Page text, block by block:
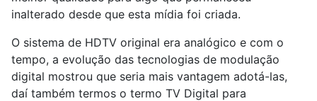
inalterado desde que esta mídia foi criada.
O sistema de HDTV original era analógico e com o
tempo, a evolução das tecnologias de modulação
digital mostrou que seria mais vantagem adotá-las,
daí também termos o termo TV Digital para